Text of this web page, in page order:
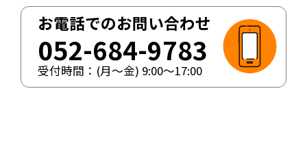
お電話でのお問い合わせ
052-684-9783
受付時間：(月〜金) 9:00〜17:00